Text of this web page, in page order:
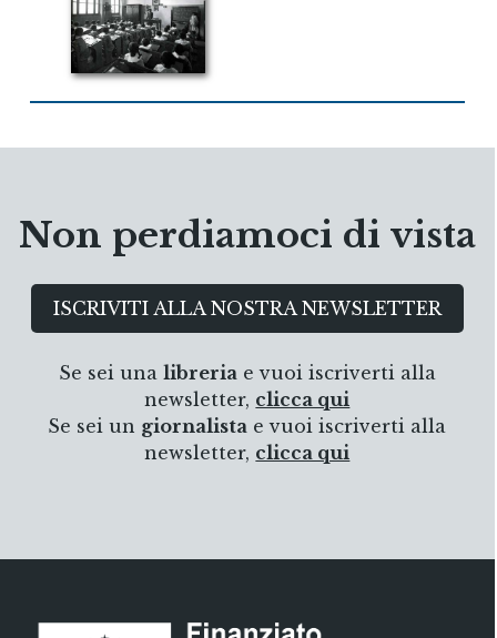
Non perdiamoci di vista
ISCRIVITI ALLA NOSTRA NEWSLETTER
Se sei una libreriae vuoi iscriverti alla
newsletter, clicca qui
Se sei un giornalista e vuoi iscriverti alla
newsletter, clicca qui